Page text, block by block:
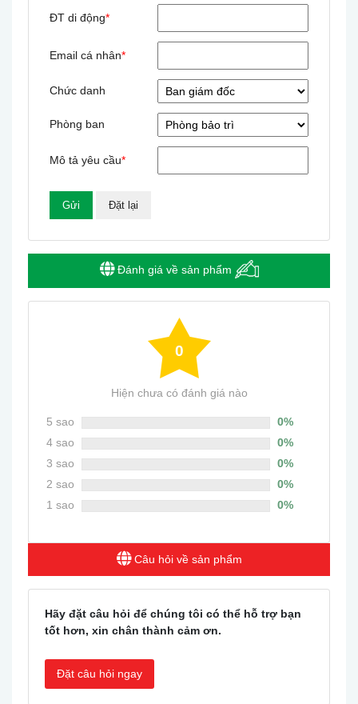
ĐT di động*
Email cá nhân*
Chức danh
Phòng ban
Mô tả yêu cầu*
Đánh giá về sản phẩm
0
Hiện chưa có đánh giá nào
5 sao
0%
4 sao
0%
3 sao
0%
2 sao
0%
1 sao
0%
Câu hỏi về sản phẩm
Hãy đặt câu hỏi để chúng tôi có thể hỗ trợ bạn
tốt hơn, xin chân thành cảm ơn.
Đặt câu hỏi ngay